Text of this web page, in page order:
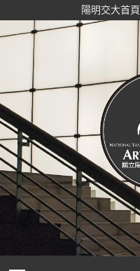
content
陽明交大首頁